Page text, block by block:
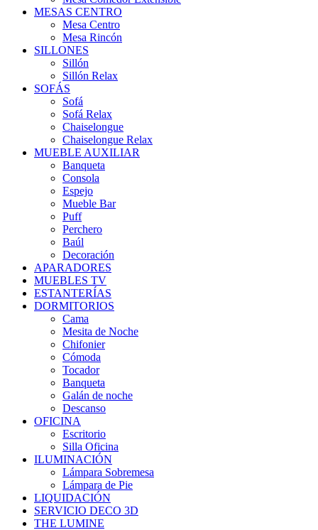
MESAS CENTRO
Mesa Centro
Mesa Rincón
SILLONES
Sillón
Sillón Relax
SOFÁS
Sofá
Sofá Relax
Chaiselongue
Chaiselongue Relax
MUEBLE AUXILIAR
Banqueta
Consola
Espejo
Mueble Bar
Puff
Perchero
Baúl
Decoración
APARADORES
MUEBLES TV
ESTANTERÍAS
DORMITORIOS
Cama
Mesita de Noche
Chifonier
Cómoda
Tocador
Banqueta
Galán de noche
Descanso
OFICINA
Escritorio
Silla Oficina
ILUMINACIÓN
Lámpara Sobremesa
Lámpara de Pie
LIQUIDACIÓN
SERVICIO DECO 3D
THE LUMINE